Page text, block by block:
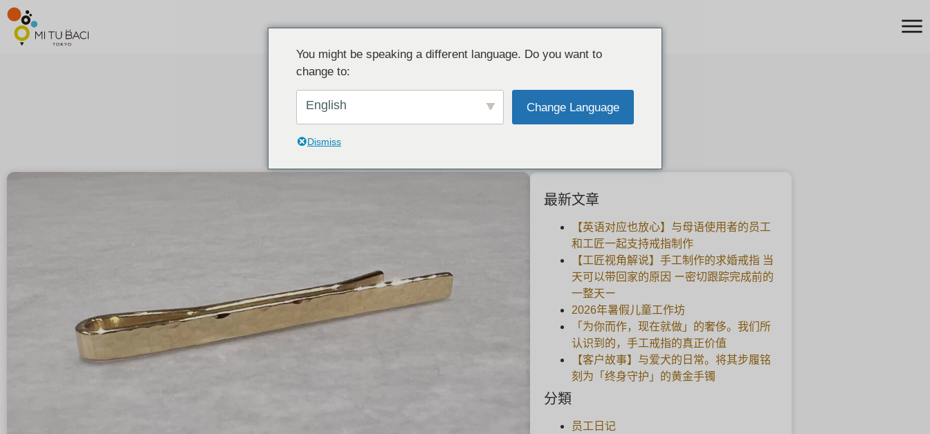
感言：手工制作的周年纪念礼物
最新文章
【英语对应也放心】与母语使用者的员工
和工匠一起支持戒指制作
【工匠视角解说】手工制作的求婚戒指 当
天可以带回家的原因 ー密切跟踪完成前的
一整天ー
2026年暑假儿童工作坊
「为你而作，现在就做」的奢侈。我们所
认识到的，手工戒指的真正价值
【客户故事】与爱犬的日常。将其步履铭
刻为「终身守护」的黄金手镯
分類
员工日记
You might be speaking a different language. Do you want to
change to:
English Change Language
Dismiss